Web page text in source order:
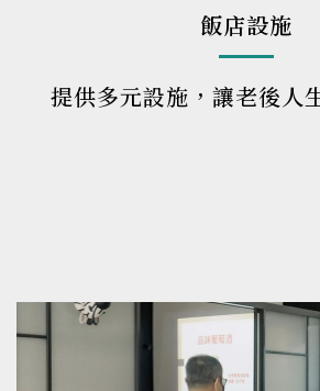
飯店設施
提供多元設施，讓老後人